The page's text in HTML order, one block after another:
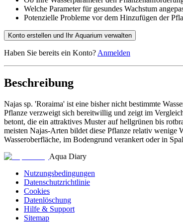
Welche Parameter für gesundes Wachstum
Potenzielle Probleme vor dem Hinzufügen der
Konto erstellen und Ihr Aquarium verwalten
Haben Sie bereits ein Konto? Anmelden
Beschreibung
Najas sp. 'Roraima' ist eine bisher nicht bestimmte
Pflanze verzweigt sich bereitwillig und zeigt im
betont, die ein attraktives Muster auf hellgrünen bis
meisten Najas-Arten bildet diese Pflanze relativ wenige
Wasseroberfläche, im Bodengrund verankert oder in
Aqua Diary
Nutzungsbedingungen
Datenschutzrichtlinie
Cookies
Datenlöschung
Hilfe & Support
Sitemap